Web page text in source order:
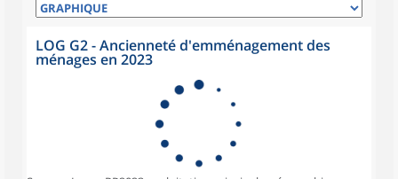
LOG G2 - Ancienneté d'emménagement des
ménages en 2023